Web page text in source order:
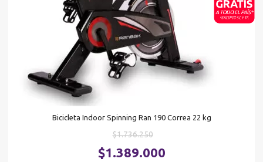
Bicicleta Indoor Spinning Ran 190 Correa 22 kg
$1.736.250El
precio
$1.389.000